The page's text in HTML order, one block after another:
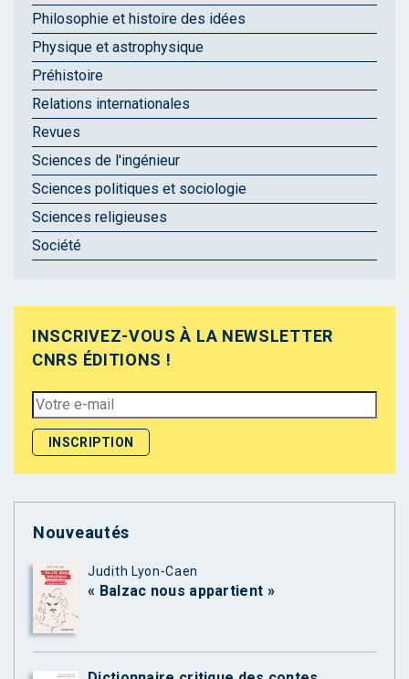
Philosophie et histoire des idées
Physique et astrophysique
Préhistoire
Relations internationales
Revues
Sciences de l'ingénieur
Sciences politiques et sociologie
Sciences religieuses
Société
INSCRIVEZ-VOUS À LA NEWSLETTER
CNRS ÉDITIONS !
Nouveautés
Judith Lyon-Caen
« Balzac nous appartient »